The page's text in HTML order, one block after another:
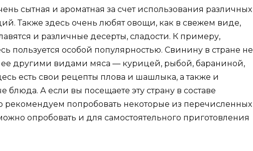
сытная и ароматная за счет использования различных
Также здесь очень любят овощи, как в свежем виде,
и различные десерты, сладости. К примеру,
пользуется особой популярностью. Свинину в стране не
ее другими видами мяса — курицей, рыбой, бараниной,
есть свои рецепты плова и шашлыка, а также и
А если вы посещаете эту страну в составе
рекомендуем попробовать некоторые из перечисленных
опробовать и для самостоятельного приготовления